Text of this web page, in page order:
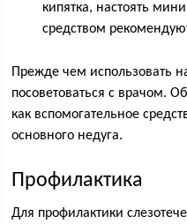
кипятка, настоять
средством
Прежде чем использовать
посоветоваться с врачом.
как вспомогательное
основного недуга.
Профилактика
Для профилактики